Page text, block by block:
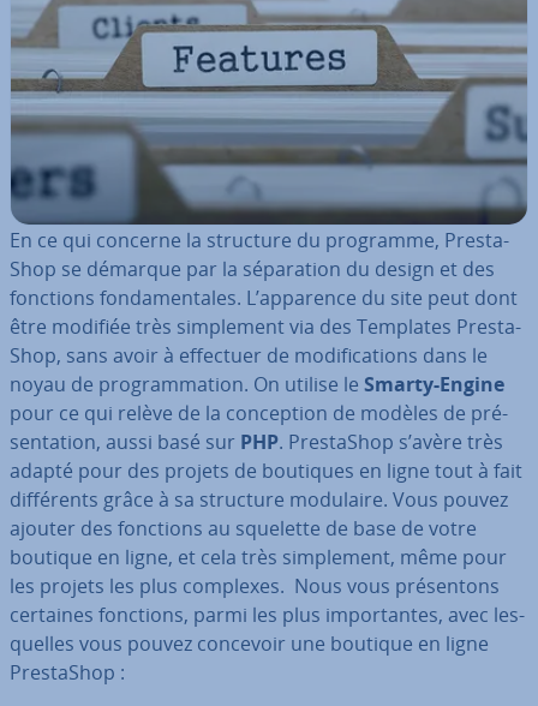
En ce qui concerne la structure du programme, Pres­ta­
Shop se démarque par la sé­pa­ra­tion du design et des
fonctions fon­da­men­tales. L’apparence du site peut dont
être modifiée très sim­ple­ment via des Templates Pres­ta­
Shop, sans avoir à effectuer de mo­di­fi­ca­tions dans le
noyau de pro­gram­ma­tion. On utilise le Smarty-Engine
pour ce qui relève de la con­cep­tion de modèles de pré­
sen­ta­tion, aussi basé sur PHP. Pres­ta­Shop s’avère très
adapté pour des projets de boutiques en ligne tout à fait
dif­fé­rents grâce à sa structure modulaire. Vous pouvez
ajouter des fonctions au squelette de base de votre
boutique en ligne, et cela très sim­ple­ment, même pour
les projets les plus complexes. Nous vous pré­sen­tons
certaines fonctions, parmi les plus im­por­tantes, avec les­
quelles vous pouvez concevoir une boutique en ligne
Pres­ta­Shop :